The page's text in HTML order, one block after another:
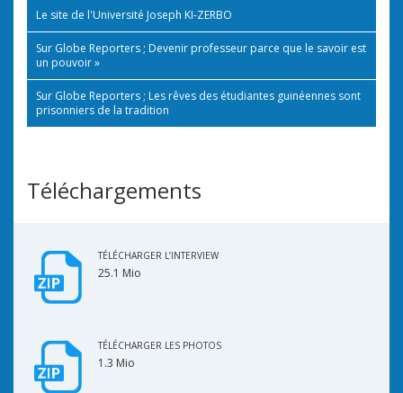
Le site de l'Université Joseph KI-ZERBO
Sur Globe Reporters ; Devenir professeur parce que le savoir est
un pouvoir »
Sur Globe Reporters ; Les rêves des étudiantes guinéennes sont
prisonniers de la tradition
Téléchargements
TÉLÉCHARGER L’INTERVIEW
25.1 Mio
TÉLÉCHARGER LES PHOTOS
1.3 Mio